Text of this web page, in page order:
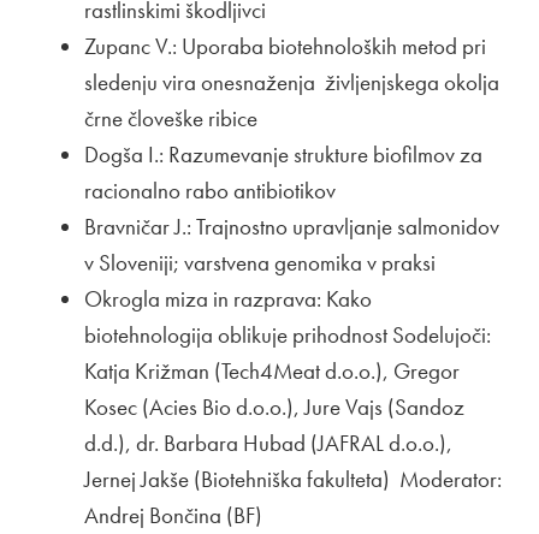
rastlinskimi škodljivci
Zupanc V.: Uporaba biotehnoloških metod pri
sledenju vira onesnaženja življenjskega okolja
črne človeške ribice
Dogša I.: Razumevanje strukture biofilmov za
racionalno rabo antibiotikov
Bravničar J.: Trajnostno upravljanje salmonidov
v Sloveniji; varstvena genomika v praksi
Okrogla miza in razprava: Kako
biotehnologija oblikuje prihodnost Sodelujoči:
Katja Križman (Tech4Meat d.o.o.), Gregor
Kosec (Acies Bio d.o.o.), Jure Vajs (Sandoz
d.d.), dr. Barbara Hubad (JAFRAL d.o.o.),
Jernej Jakše (Biotehniška fakulteta) Moderator:
Andrej Bončina (BF)